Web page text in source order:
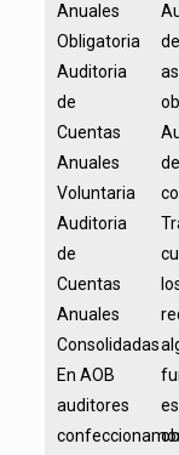
Anuales
Obligatoria
Auditoria
de
Cuentas
Anuales
Voluntaria
Auditoria
de
Cuentas
Anuales
Consolidadas
En AOB
auditores
de
de